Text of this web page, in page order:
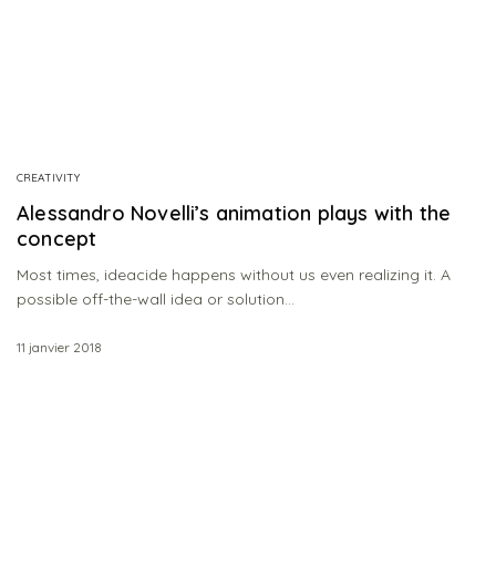
CREATIVITY
Alessandro Novelli’s animation plays with the
concept
Most times, ideacide happens without us even realizing it. A
possible off-the-wall idea or solution…
11 janvier 2018